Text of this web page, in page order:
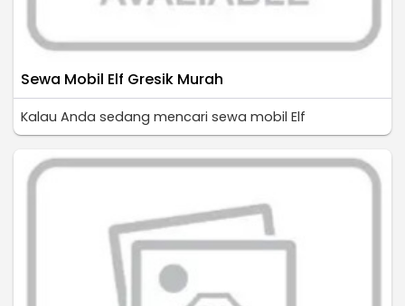
Sewa Mobil Elf Gresik Murah
Kalau Anda sedang mencari sewa mobil Elf